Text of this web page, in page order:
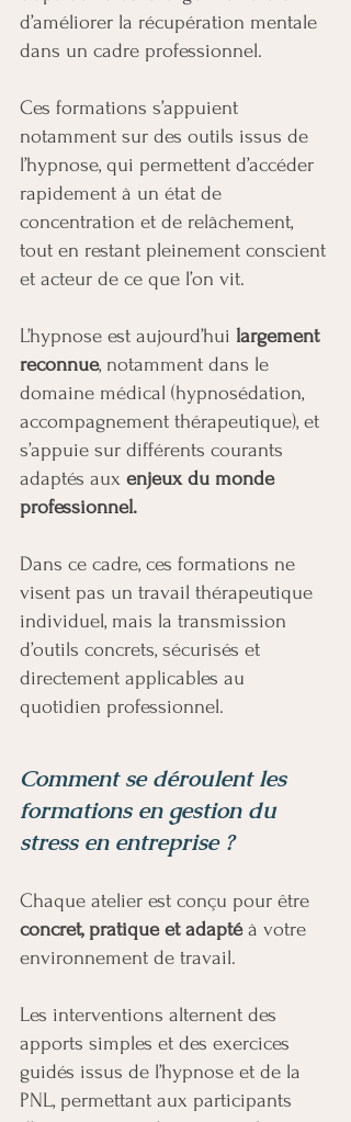
d’améliorer la récupération mentale
dans un cadre professionnel.
Ces formations s’appuient
notamment sur des outils issus de
l’hypnose, qui permettent d’accéder
rapidement à un état de
concentration et de relâchement,
tout en restant pleinement conscient
et acteur de ce que l’on vit.
L’hypnose est aujourd’hui largement
reconnue, notamment dans le
domaine médical (hypnosédation,
accompagnement thérapeutique), et
s’appuie sur différents courants
adaptés aux enjeux du monde
professionnel.
Dans ce cadre, ces formations ne
visent pas un travail thérapeutique
individuel, mais la transmission
d’outils concrets, sécurisés et
directement applicables au
quotidien professionnel.
Comment se déroulent les
formations en gestion du
stress en entreprise ?
Chaque atelier est conçu pour être
concret, pratique et adaptéà votre
environnement de travail.
Les interventions alternent des
apports simples et des exercices
guidés issus de l’hypnose et de la
PNL, permettant aux participants